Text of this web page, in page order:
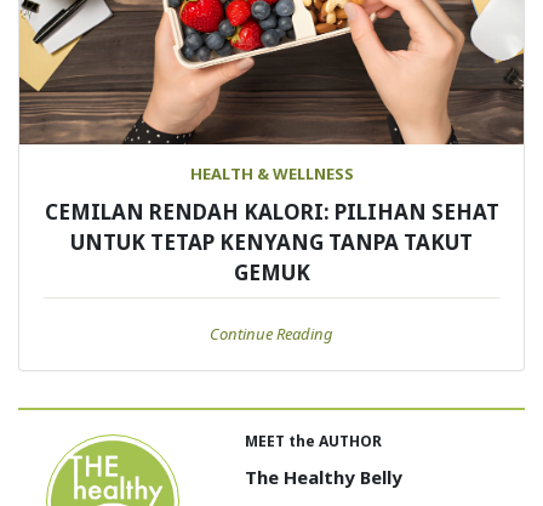
HEALTH & WELLNESS
CEMILAN RENDAH KALORI: PILIHAN SEHAT
UNTUK TETAP KENYANG TANPA TAKUT
GEMUK
Continue Reading
MEET the AUTHOR
The Healthy Belly